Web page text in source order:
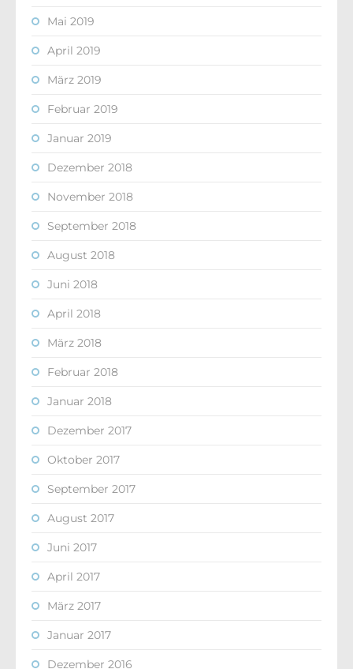
Mai 2019
April 2019
März 2019
Februar 2019
Januar 2019
Dezember 2018
November 2018
September 2018
August 2018
Juni 2018
April 2018
März 2018
Februar 2018
Januar 2018
Dezember 2017
Oktober 2017
September 2017
August 2017
Juni 2017
April 2017
März 2017
Januar 2017
Dezember 2016